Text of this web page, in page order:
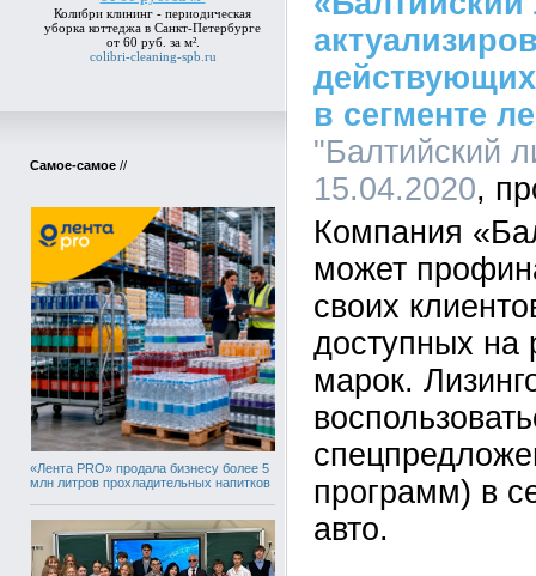
Колибри клининг - периодическая
уборка коттеджа в Санкт-Петербурге
от 60 руб. за м².
colibri-cleaning-spb.ru
Самое-самое //
«Лента PRO» продала бизнесу более 5
млн литров прохладительных напитков
в сегменте
"Балтийский
15.04.2020
Компания
может
своих
доступных на
марок.
программ) в
авто.